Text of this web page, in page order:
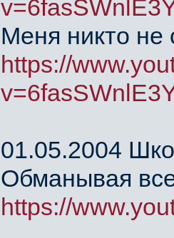
Меня никто
https://
01.05.2004
Обманывая
https://